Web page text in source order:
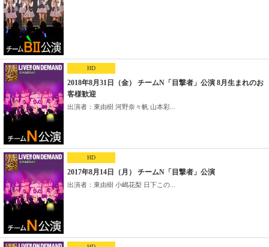
HD
2018年8月31日（金） チームN「目撃者」公演 8月生まれのお
客様歓迎
出演者：東由樹 河野奈々帆 山本彩...
HD
2017年8月14日（月） チームN「目撃者」公演
出演者：東由樹 小嶋花梨 日下この...